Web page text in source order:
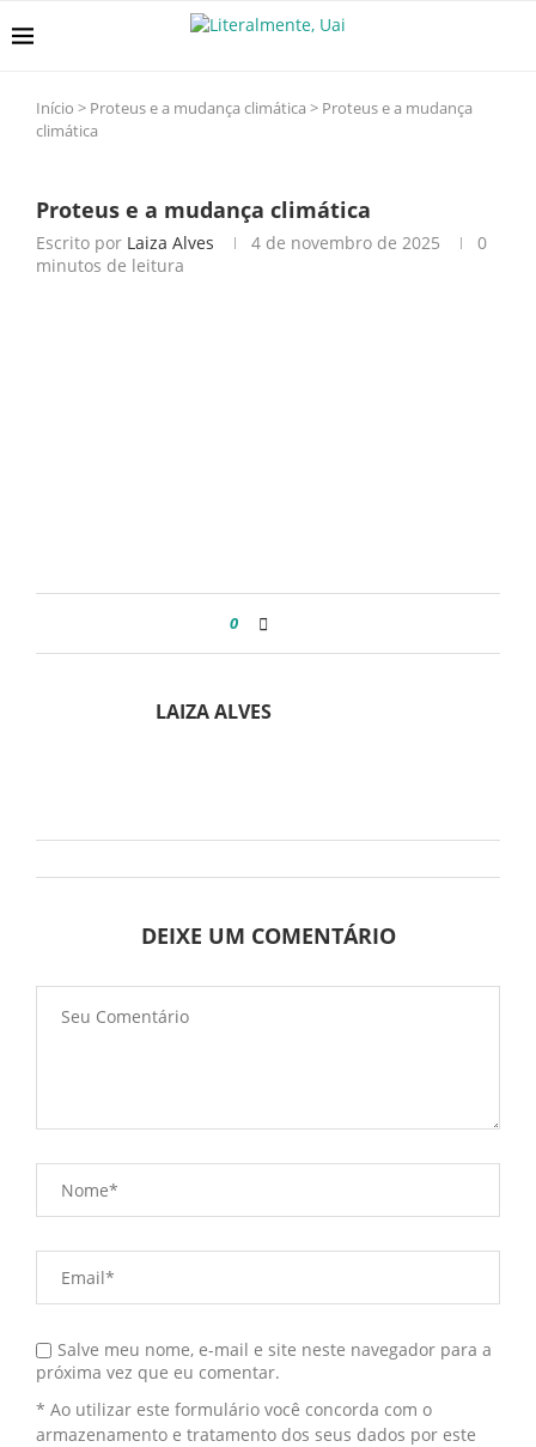
Início > Proteus e a mudança climática > Proteus e a mudança
climática
Proteus e a mudança climática
Escrito por Laiza Alves 4 de novembro de 2025
0
minutos de leitura
0
LAIZA ALVES
DEIXE UM COMENTÁRIO
Salve meu nome, e-mail e site neste navegador para a
próxima vez que eu comentar.
* Ao utilizar este formulário você concorda com o
armazenamento e tratamento dos seus dados por este